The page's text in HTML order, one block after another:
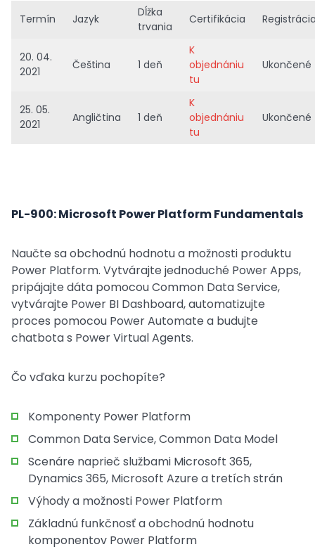
Termín Jazyk
Dĺžka
trvania
Certifikácia
20. 04.
2021
Čeština 1 deň
K
objednániu
tu
Ukončené
25. 05.
2021
Angličtina 1 deň
K
objednániu
tu
Ukončené
PL-900: Microsoft Power Platform Fundamentals
Naučte sa obchodnú hodnotu a možnosti produktu
Power Platform. Vytvárajte jednoduché Power Apps,
pripájajte dáta pomocou Common Data Service,
vytvárajte Power BI Dashboard, automatizujte
proces pomocou Power Automate a budujte
chatbota s Power Virtual Agents.
Čo vďaka kurzu pochopíte?
Komponenty Power Platform
Common Data Service, Common Data Model
Scenáre naprieč službami Microsoft 365,
Dynamics 365, Microsoft Azure a tretích strán
Výhody a možnosti Power Platform
Základnú funkčnosť a obchodnú hodnotu
komponentov Power Platform